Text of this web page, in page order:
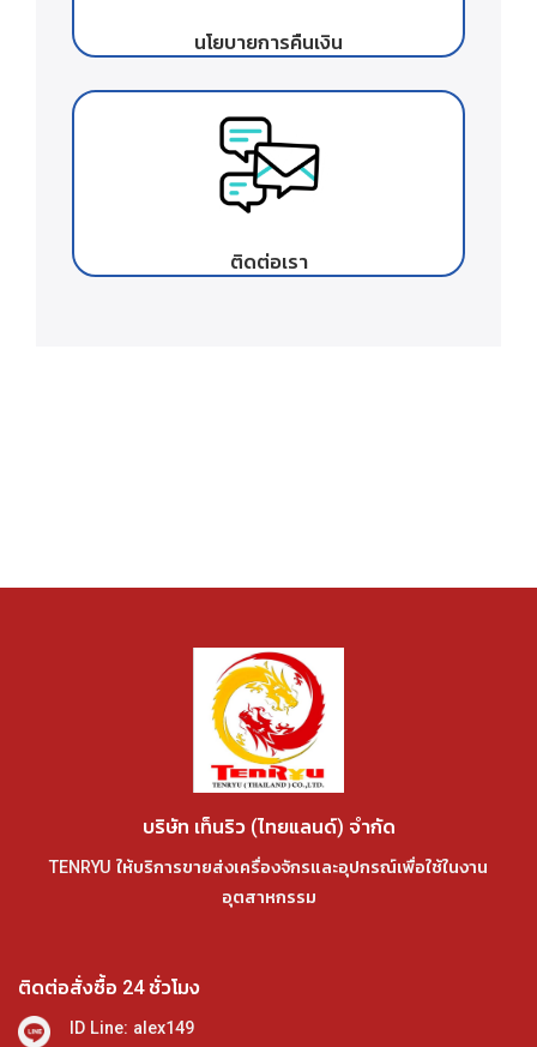
นโยบายการคืนเงิน
ติดต่อเรา
บริษัท เท็นริว (ไทยแลนด์) จำกัด
TENRYU ให้บริการขายส่งเครื่องจักรและอุปกรณ์เพื่อใช้ในงาน
อุตสาหกรรม
ติดต่อสั่งซื้อ 24 ชั่วโมง
ID Line: alex149